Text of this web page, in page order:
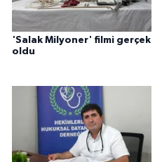
'Salak Milyoner' filmi gerçek
oldu